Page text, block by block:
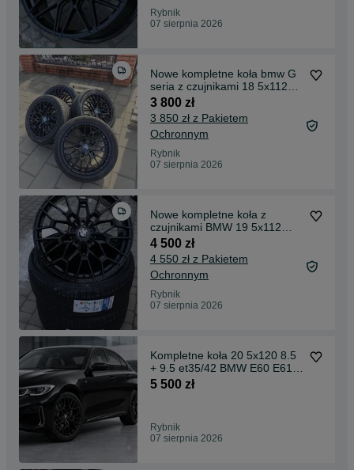
Rybnik
07 sierpnia 2026
Nowe kompletne koła bmw G
seria z czujnikami 18 5x112
G20 f30 xDrive
3 800 zł
3 850 zł z Pakietem
Ochronnym
Rybnik
07 sierpnia 2026
Nowe kompletne koła z
czujnikami BMW 19 5x112
G30 G20 G11 G12 G02 G01
4 500 zł
4 550 zł z Pakietem
Ochronnym
Rybnik
07 sierpnia 2026
Kompletne koła 20 5x120 8.5
+ 9.5 et35/42 BMW E60 E61
F90 F91 X3 X4 & E66 E65
5 500 zł
Rybnik
07 sierpnia 2026